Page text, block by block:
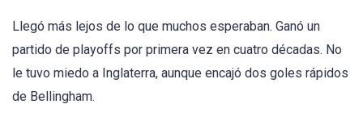
Llegó más lejos de lo que muchos esperaban. Ganó un
partido de playoffs por primera vez en cuatro décadas. No
le tuvo miedo a Inglaterra, aunque encajó dos goles rápidos
de Bellingham.